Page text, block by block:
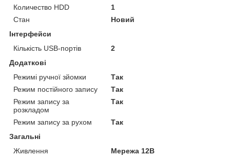
Количество HDD
1
Стан
Новий
Інтерфейси
Кількість USB-портів
2
Додаткові
Режимі ручної зйомки
Так
Режим постійного запису
Так
Режим запису за
розкладом
Так
Режим запису за рухом
Так
Загальні
Живлення
Мережа 12В